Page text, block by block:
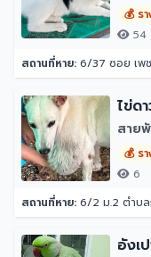
💰 ร
54
สถานที่หาย: 6/37 ซอย เพชรเก
ไข่ด
สาย
💰 ร
6
สถานที่หาย: 6/2 ม.2 ตำบล
อังเ